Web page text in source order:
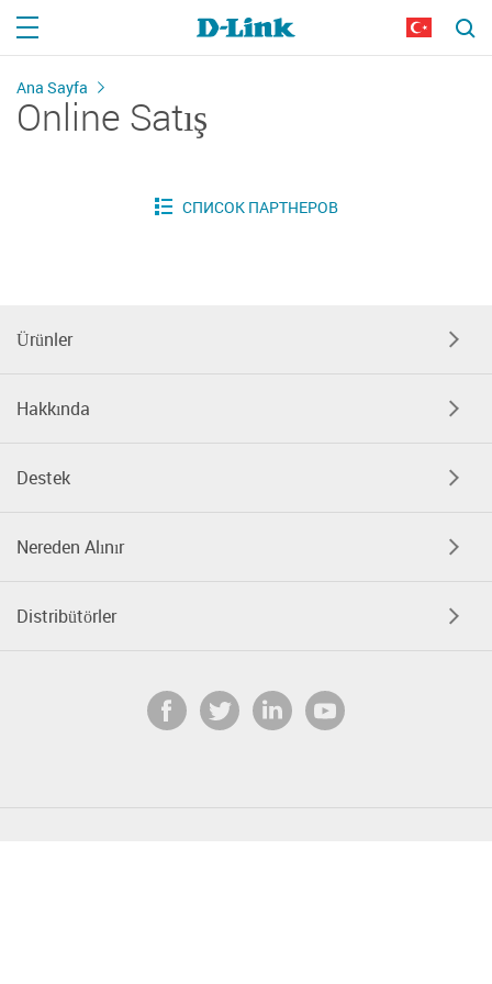
Ana Sayfa
Online Satış
Ürünler
Hakkında
Destek
Nereden Alınır
Distribütörler